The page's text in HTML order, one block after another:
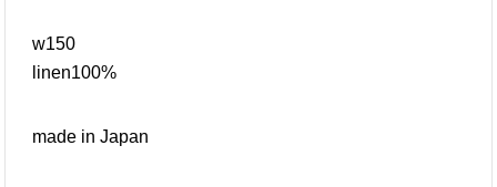
w150
linen100%
made in Japan